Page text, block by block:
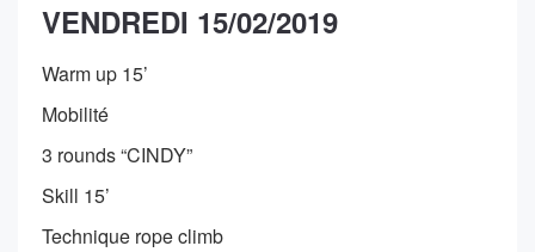
VENDREDI 15/02/2019
Warm up 15’
Mobilité
3 rounds “CINDY”
Skill 15’
Technique rope climb